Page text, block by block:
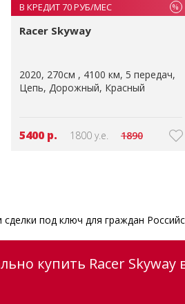
В КРЕДИТ 70 РУБ/МЕС %
Racer Skyway
2020 270см 4100 км 5 передач
Цепь Дорожный Красный
5400 р. 1800 у.е. 1890
под ключ для граждан
купить Racer Skyway